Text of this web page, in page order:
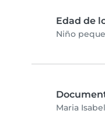
Edad de
Niño
Maria